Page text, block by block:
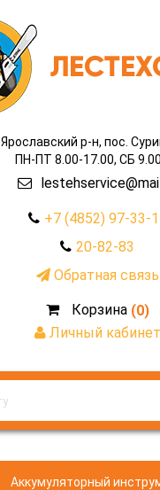
Ярославский р-н, пос.
ПН-ПТ 8.00-17.00, СБ
+7 (4852) 97-33-
20-82-83
Обратная связь
Корзина (0)
Личный кабинет
Аккумуляторный